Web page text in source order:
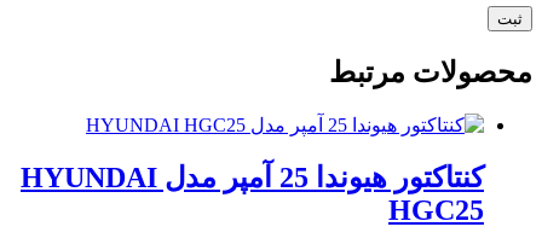
محصولات مرتبط
کنتاکتور هیوندا 25 آمپر مدل HYUNDAI
HGC25